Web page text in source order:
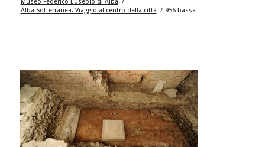
Alba Sotterranea. Viaggio al centro della città / 956 bassa